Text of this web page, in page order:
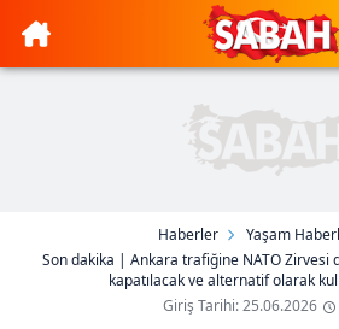
Haberler
Yaşam
Son dakika | Ankara trafiğine NATO Zirvesi
kapatılacak ve alternatif olarak
Giriş Tarihi: 25.06.2026